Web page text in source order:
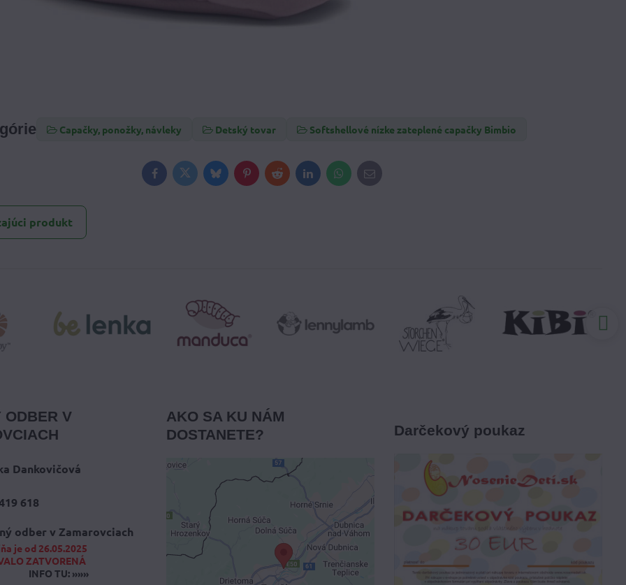
Capačky, ponožky, návleky Detský tovar Softshellové nízke zateplené capačky Bimbio
FacebookTwitterBlueskyPinterestRedditLinkedInWhatsApp
E-
mail
produkt
ODBER V
Dankovičová
618
odber v Zamarovciach
je od 26.05.2025
ZATVORENÁ
INFO TU: »»»
AKO SA KU NÁM
DOSTANETE?
Externý obsah je
blokovaný Voľbami
súkromia
Prajete si načítať externý obsah?
Darčekový poukaz